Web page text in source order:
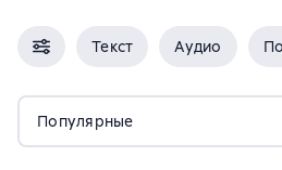
Текст Аудио
Популярные